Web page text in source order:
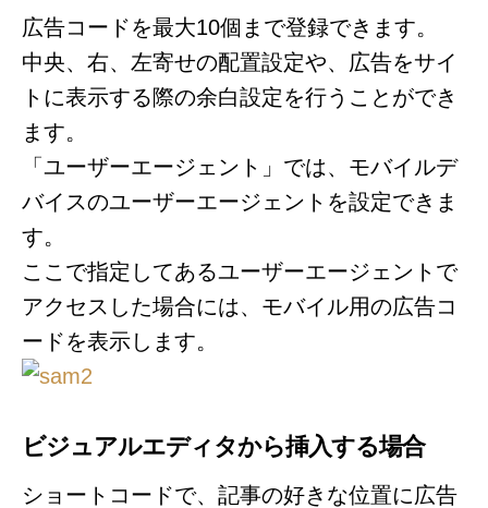
広告コードを最大10個まで登録できます。
中央、右、左寄せの配置設定や、広告をサイ
トに表示する際の余白設定を行うことができ
ます。
「ユーザーエージェント」では、モバイルデ
バイスのユーザーエージェントを設定できま
す。
ここで指定してあるユーザーエージェントで
アクセスした場合には、モバイル用の広告コ
ードを表示します。
ビジュアルエディタから挿入する場合
ショートコードで、記事の好きな位置に広告